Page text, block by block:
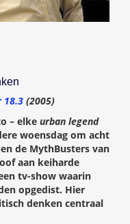
18.3 (2005)
– elke urban legend
woensdag om acht
de MythBusters van
aan keiharde
tv-show waarin
opgedist. Hier
denken centraal